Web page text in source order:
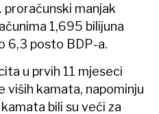
proračunski manjak
1,695 bilijuna
6,3 posto BDP-a.
u prvih 11 mjeseci
kamata, napominju
bili su veći za